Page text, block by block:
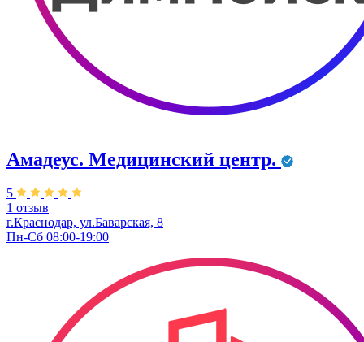
Амадеус. Медицинский центр.
5
1 отзыв
г.Краснодар, ул.Баварская, 8
Пн-Сб 08:00-19:00